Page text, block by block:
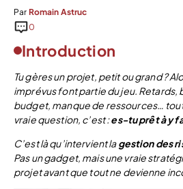
Par Romain Astruc
0
Introduction
Tu gères un projet, petit ou grand ?
imprévus font partie du jeu.
budget, manque de ressources…
vraie question, c’est :es-tu prêt à y
C’est là qu’intervient lagestion des
Pas un gadget, mais une vraie
projet avant que tout ne devienne